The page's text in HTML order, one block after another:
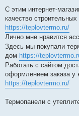
С этим интернет-
качество
https://teplovtermo.ru/
Лично мне нравится
Здесь мы покупали
дом https://
Работать с сайтом
оформлением заказа у
https://teplovtermo.ru/
Термопанели с